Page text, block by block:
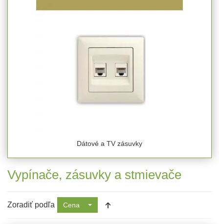
Dátové a TV zásuvky
Vypínače, zásuvky a stmievače
Zoradiť podľa Cena